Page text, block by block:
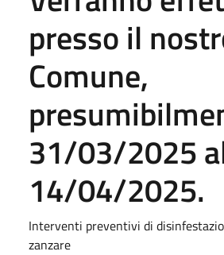
presso il
Comune,
31/03/2025
14/04/2025.
Interventi preventivi di
zanzare